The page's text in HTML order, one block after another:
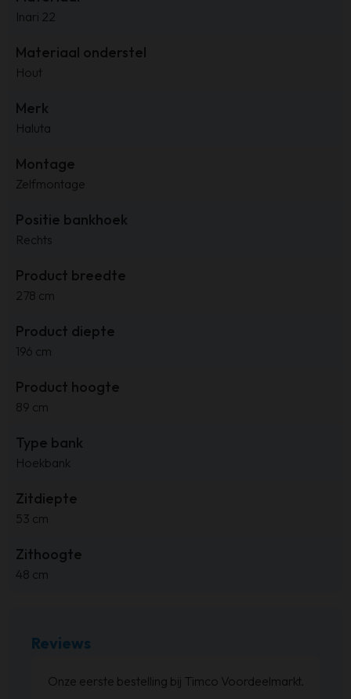
Inari 22
Materiaal onderstel
Hout
Merk
Haluta
Montage
Zelfmontage
Positie bankhoek
Rechts
Product breedte
278 cm
Product diepte
196 cm
Product hoogte
89 cm
Type bank
Hoekbank
Zitdiepte
53 cm
Zithoogte
48 cm
Reviews
Onze eerste bestelling bij Timco Voordeelmarkt.